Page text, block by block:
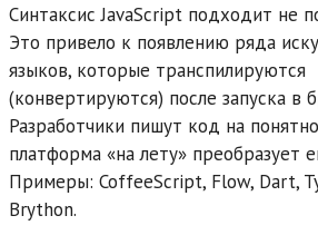
Синтаксис JavaScript подходит не
Это привело к появлению ряда
языков, которые транспилируются
(конвертируются) после запуска в
Разработчики пишут код на
платформа «на лету» преобразует
Примеры: CoffeeScript, Flow, Dart,
Brython.